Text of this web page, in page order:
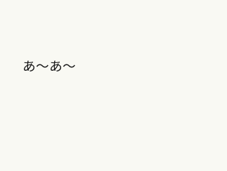
あ〜あ〜